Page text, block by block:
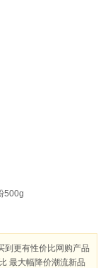
500g
到更有性价比网购产品
最大幅降价潮流新品